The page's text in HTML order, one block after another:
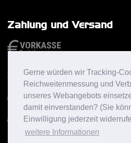
Gerne würden wir Tracking-
Reichweitenmessung und
unseres Webangebots
damit einverstanden? (Sie
Einwilligung jederzeit
weitere Informationen
Zahlung und Versand